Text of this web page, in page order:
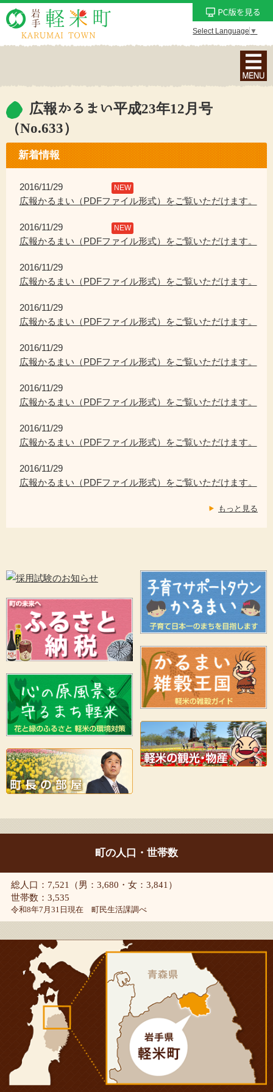
Select Language ▼
ナ
ビ
ン
メ
表
広報かるまい平成23年12月号
（No.633）
新着情報
2016/11/29 NEW
広報かるまい（PDFファイル形式）をご覧いただけます。
2016/11/29 NEW
広報かるまい（PDFファイル形式）をご覧いただけます。
2016/11/29
広報かるまい（PDFファイル形式）をご覧いただけます。
2016/11/29
広報かるまい（PDFファイル形式）をご覧いただけます。
2016/11/29
広報かるまい（PDFファイル形式）をご覧いただけます。
2016/11/29
広報かるまい（PDFファイル形式）をご覧いただけます。
2016/11/29
広報かるまい（PDFファイル形式）をご覧いただけます。
2016/11/29
広報かるまい（PDFファイル形式）をご覧いただけます。
もっと見る
町の人口・世帯数
総人口：7,521（男：3,680・女：3,841）
世帯数：3,535
令和8年7月31日現在 町民生活課調べ